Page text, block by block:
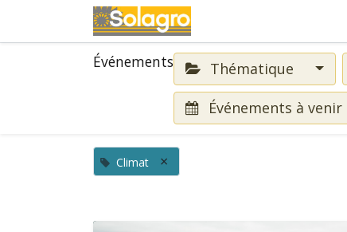
Événements Thématique
Événements à venir
Climat ×